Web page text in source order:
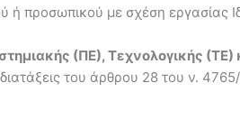
ή προσωπικού με σχέση εργασίας
(ΠΕ), Τεχνολογικής
του άρθρου 28 του ν.